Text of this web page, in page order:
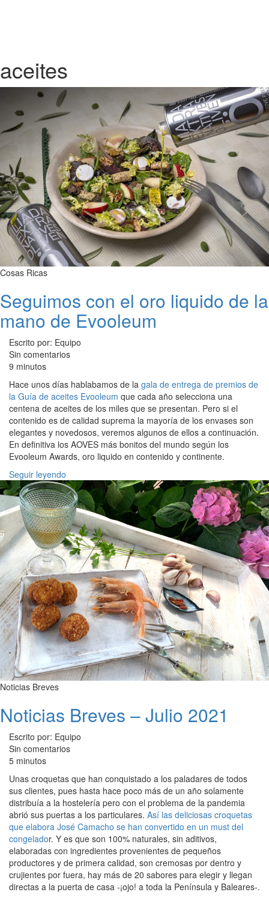
aceites
Cosas Ricas
Seguimos con el oro liquido de la
mano de Evooleum
Escrito por: Equipo
Sin comentarios
9 minutos
Hace unos días hablabamos de la gala de entrega de premios de
la Guía de aceites Evooleum que cada año selecciona una
centena de aceites de los miles que se presentan. Pero si el
contenido es de calidad suprema la mayoría de los envases son
elegantes y novedosos, veremos algunos de ellos a continuación.
En definitiva los AOVES más bonitos del mundo según los
Evooleum Awards, oro liquido en contenido y continente.
Seguir leyendo
Noticias Breves
Noticias Breves – Julio 2021
Escrito por: Equipo
Sin comentarios
5 minutos
Unas croquetas que han conquistado a los paladares de todos
sus clientes, pues hasta hace poco más de un año solamente
distribuía a la hostelería pero con el problema de la pandemia
abrió sus puertas a los particulares. Así las deliciosas croquetas
que elabora José Camacho se han convertido en un must del
congelador. Y es que son 100% naturales, sin aditivos,
elaboradas con ingredientes provenientes de pequeños
productores y de primera calidad, son cremosas por dentro y
crujientes por fuera, hay más de 20 sabores para elegir y llegan
directas a la puerta de casa -¡ojo! a toda la Península y Baleares-.